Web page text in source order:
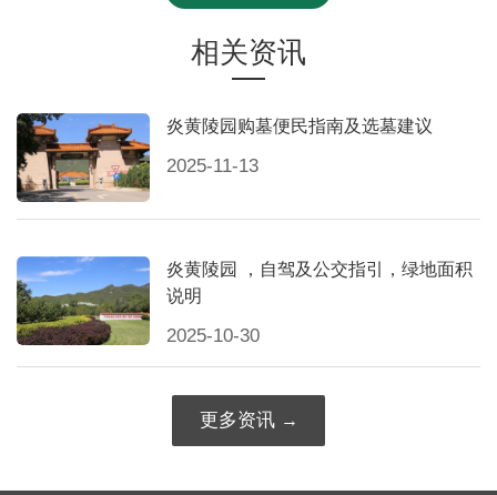
相关资讯
炎黄陵园购墓便民指南及选墓建议
2025-11-13
炎黄陵园 ，自驾及公交指引，绿地面积
说明
2025-10-30
更多资讯